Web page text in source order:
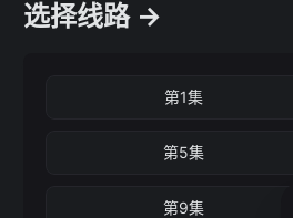
选择线路 →
第1集
第5集
第9集